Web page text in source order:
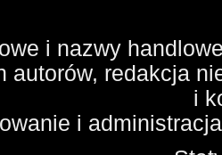
i nazwy
autorów, redakcja
i
i